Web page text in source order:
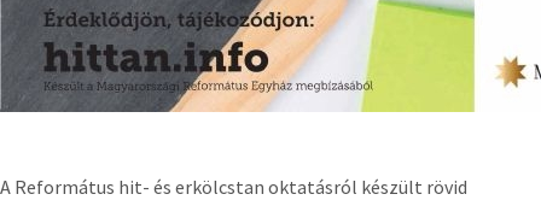
A Református hit- és erkölcstan oktatásról készült rövid